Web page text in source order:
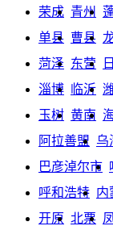
荣成 青州
单县 曹县
菏泽 东营
淄博
临沂
玉树 黄南
阿拉善盟 乌
巴彦淖尔市
呼和浩特 内
开原 北票